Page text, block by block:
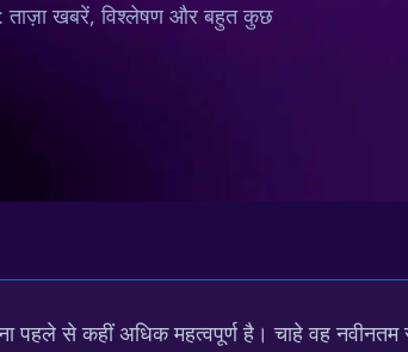
खबरें, विश्लेषण और बहुत कुछ
पहले से कहीं अधिक महत्वपूर्ण है। चाहे वह नवीनतम